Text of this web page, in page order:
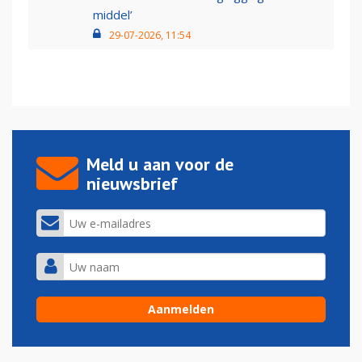
middel’
29-07-2026, 11:54
Meld u aan voor de
nieuwsbrief